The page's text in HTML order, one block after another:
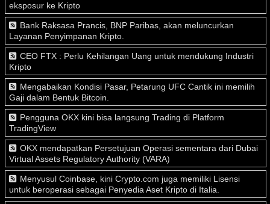
eksposur ke Kripto
Bank Raksasa Prancis, BNP Paribas, akan meluncurkan
Layanan Penyimpanan Kripto.
CEO FTX : Perlu Kehilangan Uang untuk mendukung Industri
Kripto
Mengabaikan Kondisi Pasar, Petarung UFC Cantik ini memilih
Gaji dalam Bentuk Bitcoin.
Pengguna OKX kini bisa langsung Trading di Platform
TradingView
OKX mendapatkan Persetujuan Operasi sementara dari Dubai
Virtual Assets Regulatory Authority (VARA)
Menyusul Coinbase, kini Crypto.com juga memiliki Lisensi
untuk beroperasi sebagai Penyedia Aset Kripto di Italia.